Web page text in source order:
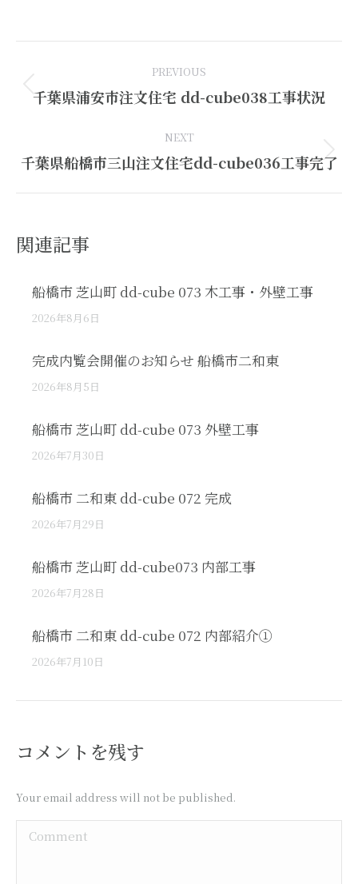
PREVIOUS
Previous
千葉県浦安市注文住宅 dd-cube038工事状況
NEXT
Next
千葉県船橋市三山注文住宅dd-cube036工事完了
関連記事
船橋市 芝山町 dd-cube 073 木工事・外壁工事
2026年8月6日
完成内覧会開催のお知らせ 船橋市二和東
2026年8月5日
船橋市 芝山町 dd-cube 073 外壁工事
2026年7月30日
船橋市 二和東 dd-cube 072 完成
2026年7月29日
船橋市 芝山町 dd-cube073 内部工事
2026年7月28日
船橋市 二和東 dd-cube 072 内部紹介①
2026年7月10日
コメントを残す
Your email address will not be published.
Comment